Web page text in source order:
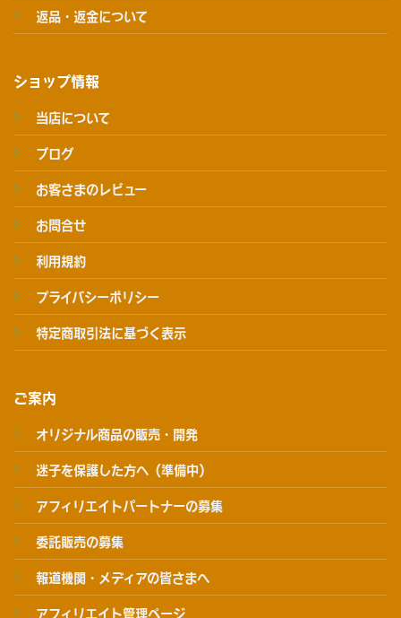
返品・返金について
ショップ情報
当店について
ブログ
お客さまのレビュー
お問合せ
利用規約
プライバシーポリシー
特定商取引法に基づく表示
ご案内
オリジナル商品の販売・開発
迷子を保護した方へ（準備中）
アフィリエイトパートナーの募集
委託販売の募集
報道機関・メディアの皆さまへ
アフィリエイト管理ページ